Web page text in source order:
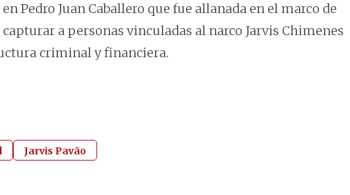
Pedro Juan Caballero que fue allanada en el marco de
a personas vinculadas al narco Jarvis Chimenes
criminal y financiera.
Jarvis Pavão